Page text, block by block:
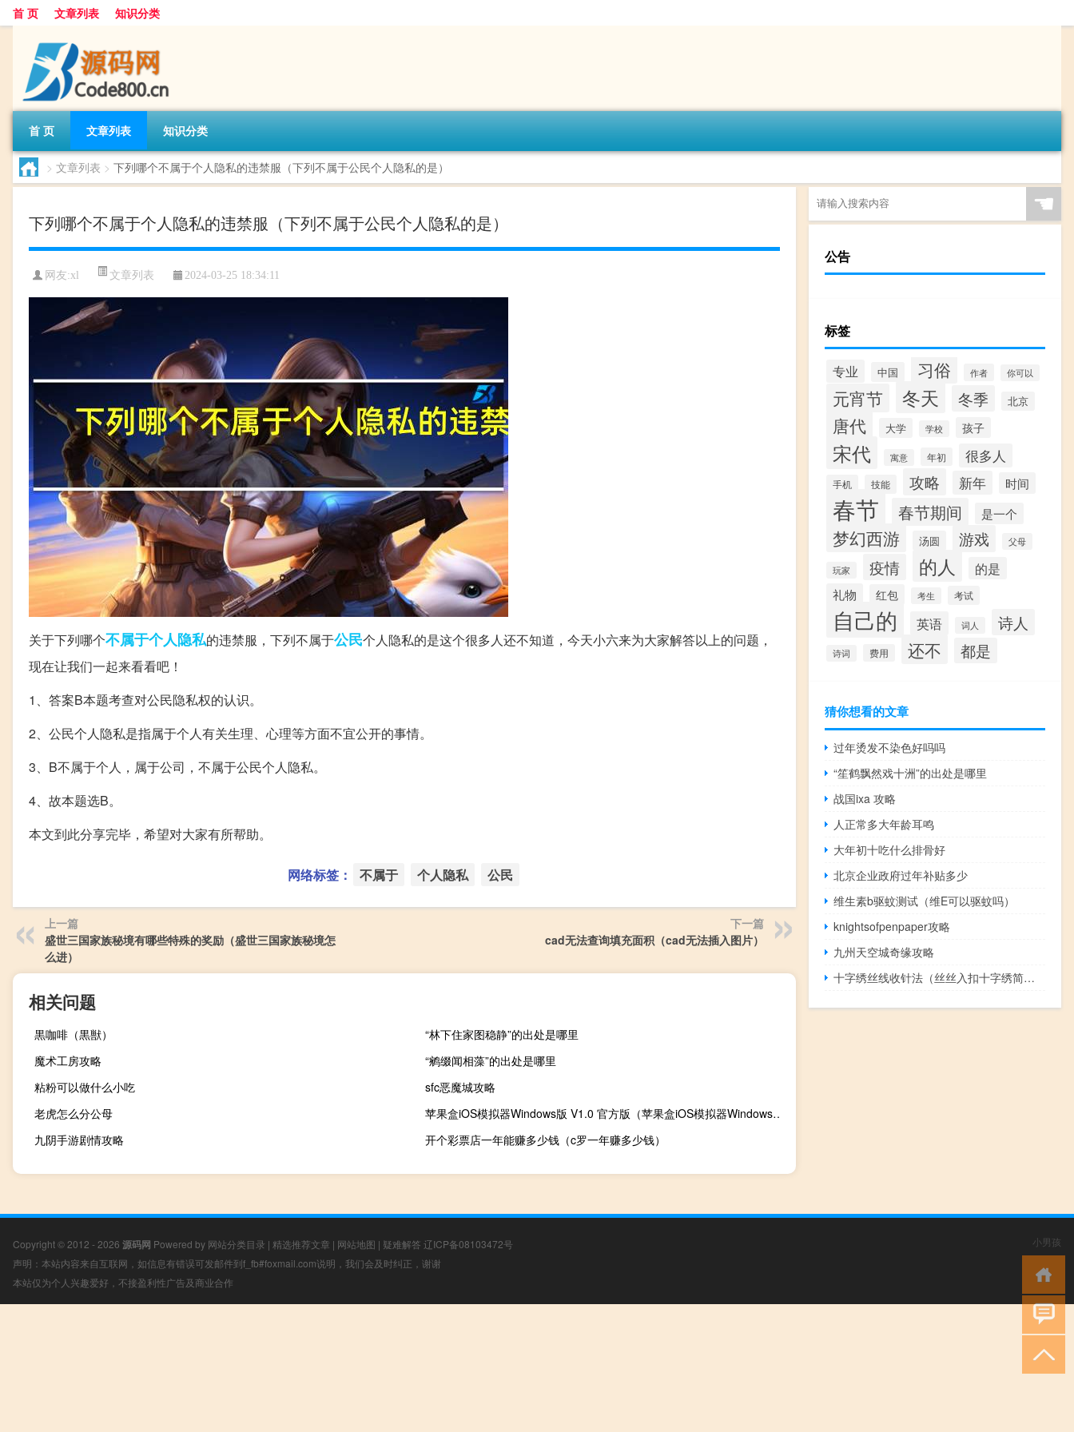
首 页 文章列表 知识分类
首 页 文章列表 知识分类
> 文章列表 > 下列哪个不属于个人隐私的违禁服（下列不属于公民个人隐私的是）
下列哪个不属于个人隐私的违禁服（下列不属于公民个人隐私的是）
网友:xl 文章列表 2024-03-25 18:34:11
关于下列哪个不属于个人隐私的违禁服，下列不属于公民个人隐私的是这个很多人还不知道，今天小六来为大家解答以上的问题，
现在让我们一起来看看吧！
1、答案B本题考查对公民隐私权的认识。
2、公民个人隐私是指属于个人有关生理、心理等方面不宜公开的事情。
3、B不属于个人，属于公司，不属于公民个人隐私。
4、故本题选B。
本文到此分享完毕，希望对大家有所帮助。
网络标签： 不属于 个人隐私 公民
上一篇
盛世三国家族秘境有哪些特殊的奖励（盛世三国家族秘境怎
么进）
下一篇
cad无法查询填充面积（cad无法插入图片）
相关问题
黒咖啡（黒獣）
“林下住家图稳静”的出处是哪里
魔术工房攻略
“鹓缀闻相藻”的出处是哪里
粘粉可以做什么小吃
sfc恶魔城攻略
老虎怎么分公母
苹果盒iOS模拟器Windows版 V1.0 官方版（苹果盒iOS模拟器Windows版 V1.0 官方版功能简介）
九阴手游剧情攻略
开个彩票店一年能赚多少钱（c罗一年赚多少钱）
☚
公告
标签
专业 中国 习俗 作者 你可以
元宵节 冬天 冬季 北京
唐代 大学 学校 孩子
宋代 寓意 年初 很多人
手机 技能 攻略 新年 时间
春节 春节期间 是一个
梦幻西游 汤圆 游戏 父母
玩家 疫情 的人 的是
礼物 红包 考生 考试
自己的 英语 词人 诗人
诗词 费用 还不 都是
猜你想看的文章
过年烫发不染色好吗吗
“笙鹤飘然戏十洲”的出处是哪里
战国ixa 攻略
人正常多大年龄耳鸣
大年初十吃什么排骨好
北京企业政府过年补贴多少
维生素b驱蚊测试（维E可以驱蚊吗）
knightsofpenpaper攻略
九州天空城奇缘攻略
十字绣丝线收针法（丝丝入扣十字绣简介）
Copyright © 2012 - 2026 源码网 Powered by 网站分类目录 | 精选推荐文章 | 网站地图 | 疑难解答 辽ICP备08103472号
声明：本站内容来自互联网，如信息有错误可发邮件到f_fb#foxmail.com说明，我们会及时纠正，谢谢
本站仅为个人兴趣爱好，不接盈利性广告及商业合作
小男孩